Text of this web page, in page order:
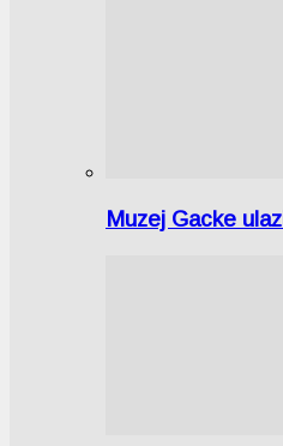
Muzej Gacke